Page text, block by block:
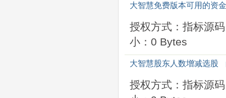
大智慧免费版本可用的资
授权方式：指标源码
小：0 Bytes
大智慧股东人数增减选股
授权方式：指标源码